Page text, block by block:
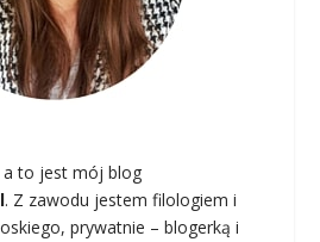
a to jest mój blog
. Z zawodu jestem filologiem i
prywatnie – blogerką i